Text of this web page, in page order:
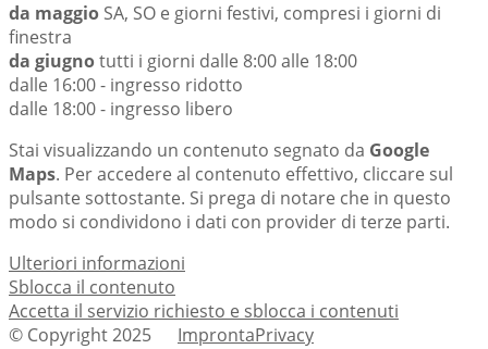
da maggio SA, SO e giorni festivi, compresi i giorni di
finestra
da giugnotutti i giorni dalle 8:00 alle 18:00
dalle 16:00 - ingresso ridotto
dalle 18:00 - ingresso libero
Stai visualizzando un contenuto segnato da Google
Maps. Per accedere al contenuto effettivo, cliccare sul
pulsante sottostante. Si prega di notare che in questo
modo si condividono i dati con provider di terze parti.
Ulteriori informazioni
Sblocca il contenuto
Accetta il servizio richiesto e sblocca i contenuti
© Copyright 2025
ImprontaPrivacy